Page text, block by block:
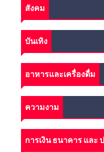
สังคม
บันเทิง
อาหารและเครื่องดื่ม
ความงาม
การเงิน ธนาคาร และ